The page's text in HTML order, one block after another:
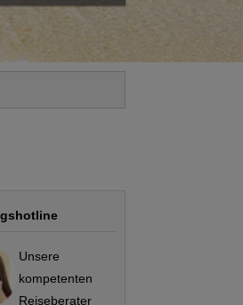
Unsere
kompetenten
Reiseberater